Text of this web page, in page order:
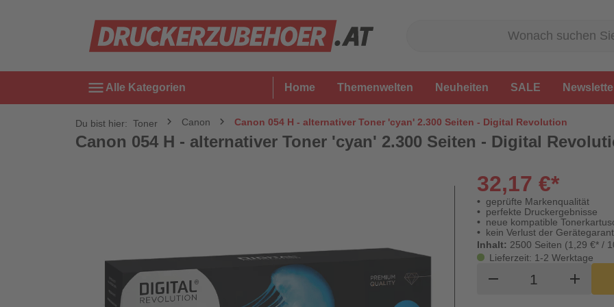
menu Alle Kategorien Home Themenwelten Neuheiten SALE
Du bist hier: Toner Canon Canon 054 H - alternativer Toner 'cyan' 2.300 Seiten - Digital Revolution
Canon 054 H - alternativer Toner 'cyan' 2.300 Seiten - Digital
32,17 €*
geprüfte Markenqualität
perfekte Druckergebnisse
neue kompatible
kein Verlust der
Inhalt: 2500 Seiten (1,29 €* /
Lieferzeit: 1-2 Werktage
remove Produktadd